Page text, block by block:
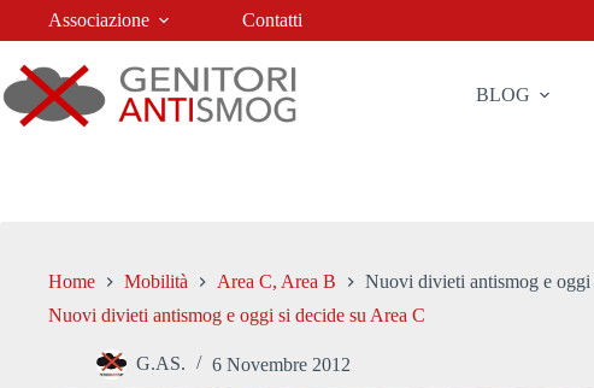
Associazione Contatti
BLOG
Home Mobilità Area C, Area B
Nuovi divieti antismog e oggi
Nuovi divieti antismog e oggi si decide su Area C
G.AS. 6 Novembre 2012